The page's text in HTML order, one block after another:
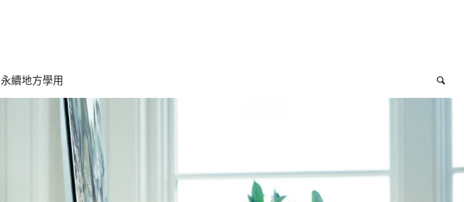
永續地方學用